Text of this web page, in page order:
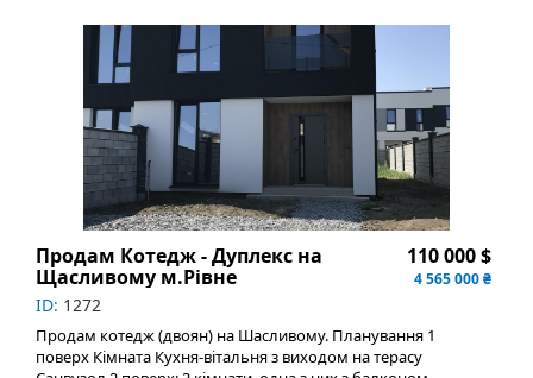
Без комісії для покупця!
Будівництво та матеріали:
• Стіни з червоної цегли 380 мм утеплення 150 мм
• Утеплений дах — 250 мм базальтової вати
• Вікна Rehau, фурнітура Winkhaus, двокамерні склопакети
Solar з аргоном
• Броньовані вхідні двері
• Глянцева штукатурка стін
Комунікації:
• Електрика: 15 кВт
• Газ заведений
• Власна свердловина
• Переливний септик на 13 м³
Планування:
1-й поверх:
Продам Котедж - Дуплекс на
Щасливому м.Рівне
ID: 1272
110 000 $
4 565 000 ₴
Продам котедж (двоян) на Шасливому. Планування 1
поверх Кімната Кухня-вітальня з виходом на терасу